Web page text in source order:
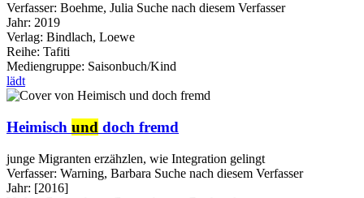
Verfasser: Boehme, Julia Suche nach diesem Verfasser
Jahr: 2019
Verlag: Bindlach, Loewe
Reihe: Tafiti
Mediengruppe: Saisonbuch/Kind
lädt
Heimisch und doch fremd
junge Migranten erzähzlen, wie Integration gelingt
Verfasser: Warning, Barbara Suche nach diesem Verfasser
Jahr: [2016]